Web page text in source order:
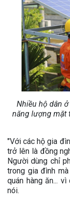
Nhiều hộ dân
năng lượng mặt
"Với các hộ gia
trở lên là đồng
Người dùng chỉ
trong gia đình
quán hàng ăn...
nói.